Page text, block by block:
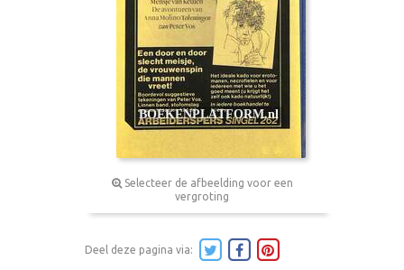
Selecteer de afbeelding voor een
vergroting
Deel deze pagina via: